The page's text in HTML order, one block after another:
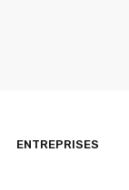
ENTREPRISES